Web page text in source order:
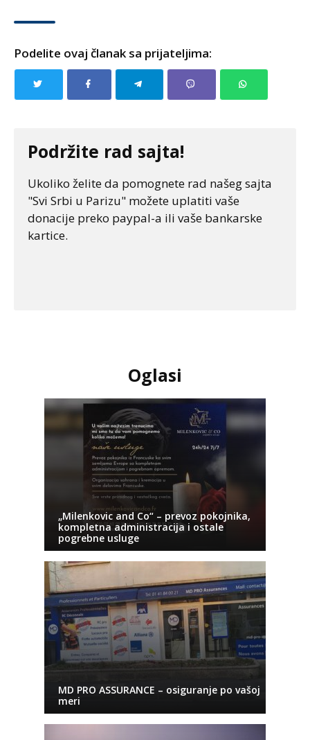
Podelite ovaj članak sa prijateljima:
Podržite rad sajta!
Ukoliko želite da pomognete rad našeg sajta
"Svi Srbi u Parizu" možete uplatiti vaše
donacije preko paypal-a ili vaše bankarske
kartice.
Oglasi
„Milenkovic and Co“ – prevoz pokojnika,
kompletna administracija i ostale
pogrebne usluge
MD PRO ASSURANCE – osiguranje po vašoj
meri